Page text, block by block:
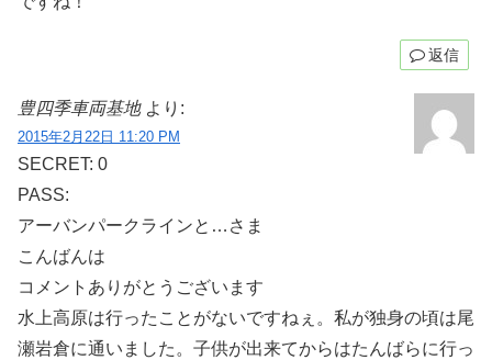
返信
豊四季車両基地 より:
2015年2月22日 11:20 PM
SECRET: 0
PASS:
アーバンパークラインと…さま
こんばんは
コメントありがとうございます
水上高原は行ったことがないですねぇ。私が独身の頃は尾
瀬岩倉に通いました。子供が出来てからはたんばらに行っ